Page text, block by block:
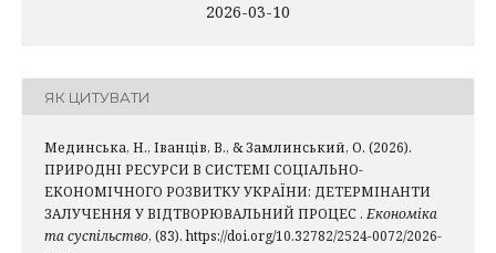
2026-03-10
ЯК ЦИТУВАТИ
Мединська, Н., Іванців, В., & Замлинський, О. (2026).
ПРИРОДНІ РЕСУРСИ В СИСТЕМІ СОЦІАЛЬНО-
ЕКОНОМІЧНОГО РОЗВИТКУ УКРАЇНИ: ДЕТЕРМІНАНТИ
ЗАЛУЧЕННЯ У ВІДТВОРЮВАЛЬНИЙ ПРОЦЕС . Економіка
та суспільство, (83). https://doi.org/10.32782/2524-0072/2026-